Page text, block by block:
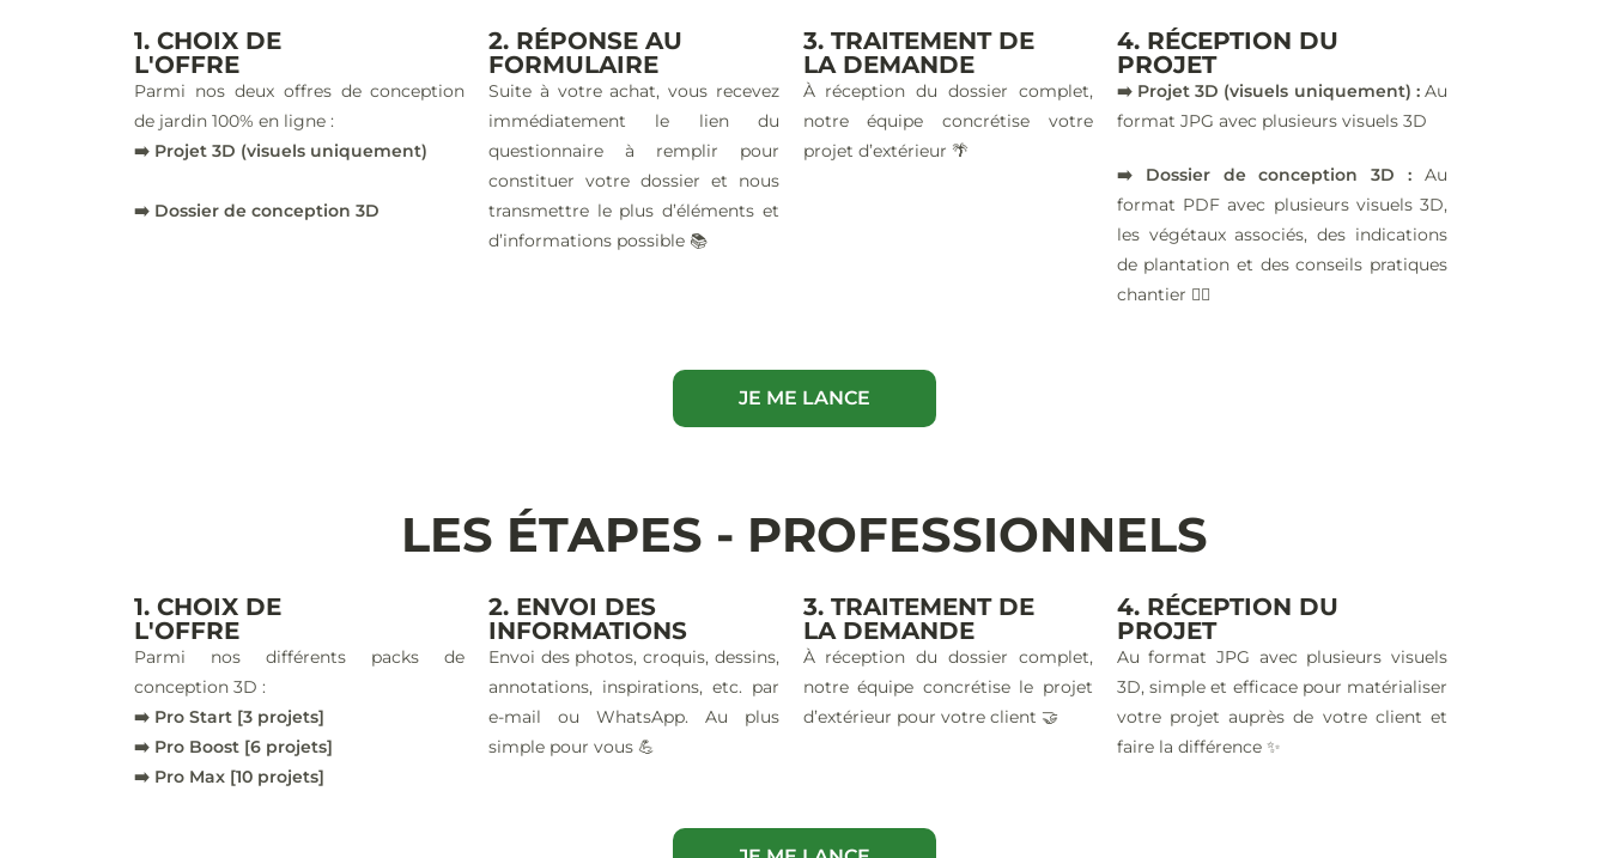
1. CHOIX DE
L'OFFRE
Parmi nos deux offres de conception
de jardin 100% en ligne :
➡️ Projet 3D (visuels uniquement)
➡️ Dossier de conception 3D
2. RÉPONSE AU
FORMULAIRE
Suite à votre achat, vous recevez
immédiatement le lien du
questionnaire à remplir pour
constituer votre dossier et nous
transmettre le plus d’éléments et
d’informations possible 📚
3. TRAITEMENT DE
LA DEMANDE
À réception du dossier complet,
notre équipe concrétise votre
projet d’extérieur 🌴
4. RÉCEPTION DU
PROJET
➡️ Projet 3D (visuels uniquement) :Au
format JPG avec plusieurs visuels 3D
➡️ Dossier de conception 3D : Au
format PDF avec plusieurs visuels 3D,
les végétaux associés, des indications
de plantation et des conseils pratiques
chantier 👷‍♂️
JE ME LANCE
LES ÉTAPES - PROFESSIONNELS
1. CHOIX DE
L'OFFRE
Parmi nos différents packs de
conception 3D :
➡️ Pro Start [3 projets]
➡️ Pro Boost [6 projets]
➡️ Pro Max [10 projets]
2. ENVOI DES
INFORMATIONS
Envoi des photos, croquis, dessins,
annotations, inspirations, etc. par
e-mail ou WhatsApp. Au plus
simple pour vous 💪
3. TRAITEMENT DE
LA DEMANDE
À réception du dossier complet,
notre équipe concrétise le projet
d’extérieur pour votre client 🤝
4. RÉCEPTION DU
PROJET
Au format JPG avec plusieurs visuels
3D, simple et efficace pour matérialiser
votre projet auprès de votre client et
faire la différence ✨